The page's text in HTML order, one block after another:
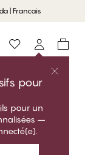
| Francais
pour
pour un
–
tes